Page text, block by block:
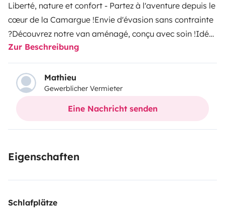
Liberté, nature et confort - Partez à l'aventure depuis le
cœur de la Camargue !Envie d'évasion sans contrainte
?Découvrez notre van aménagé, conçu avec soin !Idéal
pour un week end en pleine nature ou une semaine de
road trip entre mer et montagne !Le van est équipé :- 4
couchages- Cuisine avec réchaud/ frigo/ évier/
vaisselle
- Autonomie en électricité ( 2 batteries cellules
avec panneau solaire) - Réserve d'eau avec douchette
Chauffage gasoil- Store extérieur🚐Services proposés
portableConducteur supplémentaire
aider à planifier votre séjour.
Zur Beschreibung
Mathieu
Gewerblicher Vermieter
Eine Nachricht senden
Eigenschaften
Schlafplätze